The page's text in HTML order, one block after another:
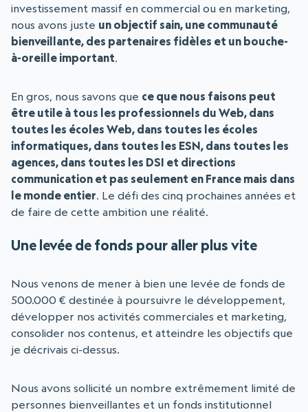
investissement massif en commercial ou en marketing,
nous avons juste un objectif sain, une communauté
bienveillante, des partenaires fidèles et un bouche-
à-oreille important.
En gros, nous savons que ce que nous faisons peut
être utile à tous les professionnels du Web, dans
toutes les écoles Web, dans toutes les écoles
informatiques, dans toutes les ESN, dans toutes les
agences, dans toutes les DSI et directions
communication et pas seulement en France mais dans
le monde entier. Le défi des cinq prochaines années et
de faire de cette ambition une réalité.
Une levée de fonds pour aller plus vite
Nous venons de mener à bien une levée de fonds de
500.000 € destinée à poursuivre le développement,
développer nos activités commerciales et marketing,
consolider nos contenus, et atteindre les objectifs que
je décrivais ci-dessus.
Nous avons sollicité un nombre extrêmement limité de
personnes bienveillantes et un fonds institutionnel